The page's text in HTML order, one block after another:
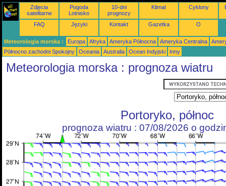
Zdjęcia
satelitarne
Pogoda
Lotnisko
10-dni
prognozy
Klimat Cyklony
FAQ Języki Kontakt Gazetka O
Meteorologia morska : Europa Afryka Ameryka Północna Ameryka Centralna
Północno zachodni Spokojny
Oceania Australia Ocean Indyjski Inny
Meteorologia morska : prognoza wiatru
Portoryko, północ
prognoza wiatru : 07/08/2026 o